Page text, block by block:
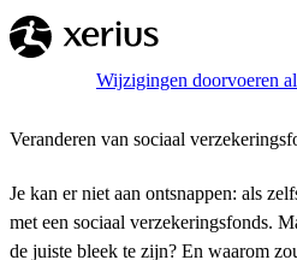
Overslaan naar de hoofdinhoud
Breadcrumb
HomeWijzigingen doorvoeren
Veranderen van sociaal
Je kan er niet aan ontsnappen: als
met een sociaal verzekeringsfonds.
de juiste bleek te zijn? En waarom